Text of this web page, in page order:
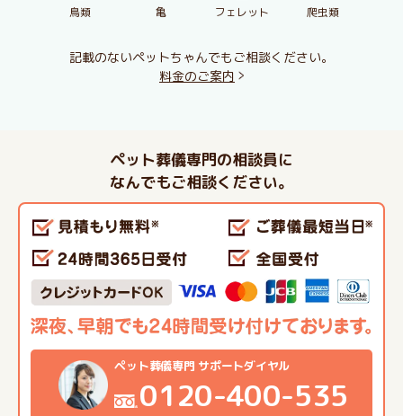
鳥類 亀 フェレット 爬虫類
記載のないペットちゃんでもご相談ください。
料金のご案内
ペット葬儀専門の相談員に
なんでもご相談ください。
ペット葬儀専門 サポートダイヤル
0120-400-535